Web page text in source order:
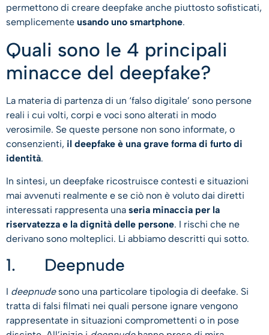
permettono di creare deepfake anche piuttosto sofisticati,
semplicemente usando uno smartphone.
Quali sono le 4 principali
minacce del deepfake?
La materia di partenza di un ‘falso digitale’ sono persone
reali i cui volti, corpi e voci sono alterati in modo
verosimile. Se queste persone non sono informate, o
consenzienti, il deepfake è una grave forma di furto di
identità.
In sintesi, un deepfake ricostruisce contesti e situazioni
mai avvenuti realmente e se ciò non è voluto dai diretti
interessati rappresenta una seria minaccia per la
riservatezza e la dignità delle persone. I rischi che ne
derivano sono molteplici. Li abbiamo descritti qui sotto.
1. Deepnude
I deepnudesono una particolare tipologia di deefake. Si
tratta di falsi filmati nei quali persone ignare vengono
rappresentate in situazioni compromettenti o in pose